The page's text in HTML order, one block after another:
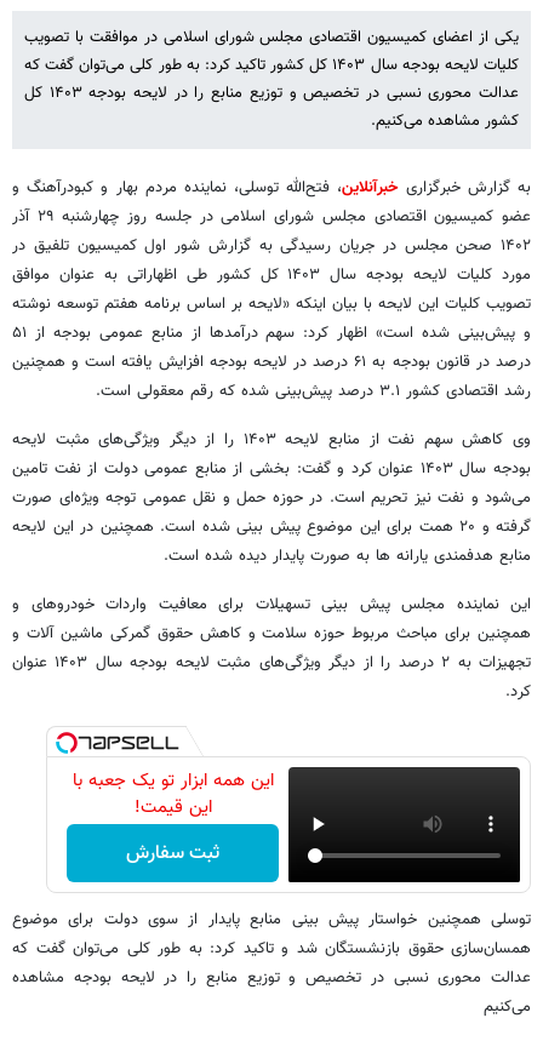
یکی از اعضای کمیسیون اقتصادی مجلس شورای اسلامی در موافقت با تصویب
کلیات لایحه بودجه سال ۱۴۰۳ کل کشور تاکید کرد: به طور کلی می‌توان گفت که
عدالت محوری نسبی در تخصیص و توزیع منابع را در لایحه بودجه ۱۴۰۳ کل
کشور مشاهده می‌کنیم.
به گزارش خبرگزاریخبرآنلاین، فتح‌الله توسلی، نماینده مردم بهار و کبودرآهنگ و
عضو کمیسیون اقتصادی مجلس شورای اسلامی در جلسه روز چهارشنبه ۲۹ آذر
۱۴۰۲ صحن مجلس در جریان رسیدگی به گزارش شور اول کمیسیون تلفیق در
مورد کلیات لایحه بودجه سال ۱۴۰۳ کل کشور طی اظهاراتی به عنوان موافق
تصویب کلیات این لایحه با بیان اینکه «لایحه بر اساس برنامه هفتم توسعه نوشته
و پیش‌بینی شده‌ است» اظهار کرد: سهم درآمدها از منابع عمومی بودجه از ۵۱
درصد در قانون بودجه به ۶۱ درصد در لایحه بودجه افزایش یافته است و همچنین
رشد اقتصادی کشور ۳.۱ درصد پیش‌بینی شده که رقم معقولی است.
وی کاهش سهم نفت از منابع لایحه ۱۴۰۳ را از دیگر ویژگی‌های مثبت لایحه
بودجه سال ۱۴۰۳ عنوان کرد و گفت: بخشی از منابع عمومی دولت از نفت تامین
می‌شود و نفت نیز تحریم است. در حوزه حمل و نقل عمومی توجه ویژه‌ای صورت
گرفته و ۲۰ همت برای این موضوع پیش بینی شده است. همچنین در این لایحه
منابع هدفمندی یارانه ها به صورت پایدار دیده شده‌ است.
این نماینده مجلس پیش بینی تسهیلات برای معافیت واردات خودروهای و
همچنین برای مباحث مربوط حوزه سلامت و کاهش حقوق گمرکی ماشین آلات و
تجهیزات به ۲ درصد را از دیگر ویژگی‌های مثبت لایحه بودجه سال ۱۴۰۳ عنوان
کرد.
این همه ابزار تو یک جعبه با
این قیمت!
ثبت سفارش
توسلی همچنین خواستار پیش بینی منابع پایدار از سوی دولت برای موضوع
همسان‌سازی حقوق بازنشستگان شد و تاکید کرد: به طور کلی می‌توان گفت که
عدالت محوری نسبی در تخصیص و توزیع منابع را در لایحه بودجه مشاهده
می‌کنیم